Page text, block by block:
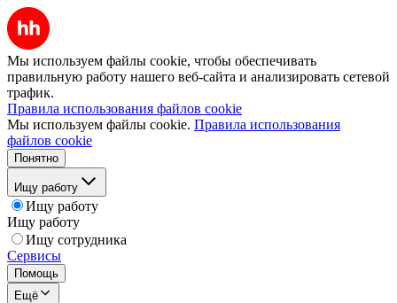
Мы используем файлы cookie, чтобы обеспечивать
правильную работу нашего веб-сайта и анализировать сетевой
трафик.
Правила использования файлов cookie
Мы используем файлы cookie. Правила использования
файлов cookie
Понятно
Ищу работу
Ищу работу
Ищу работу
Ищу сотрудника
Сервисы
Помощь
Ещё